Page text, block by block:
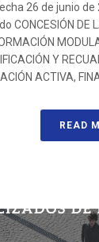
26 de junio de
CONCESIÓN DE
Y
ACTIVA,
READ